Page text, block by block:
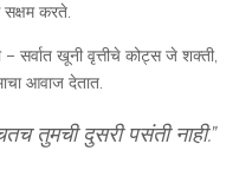
करते.
सर्वात खूनी वृत्तीचे कोट्स जे शक्ती,
आवाज देतात.
तुमची दुसरी पसंती नाही.”